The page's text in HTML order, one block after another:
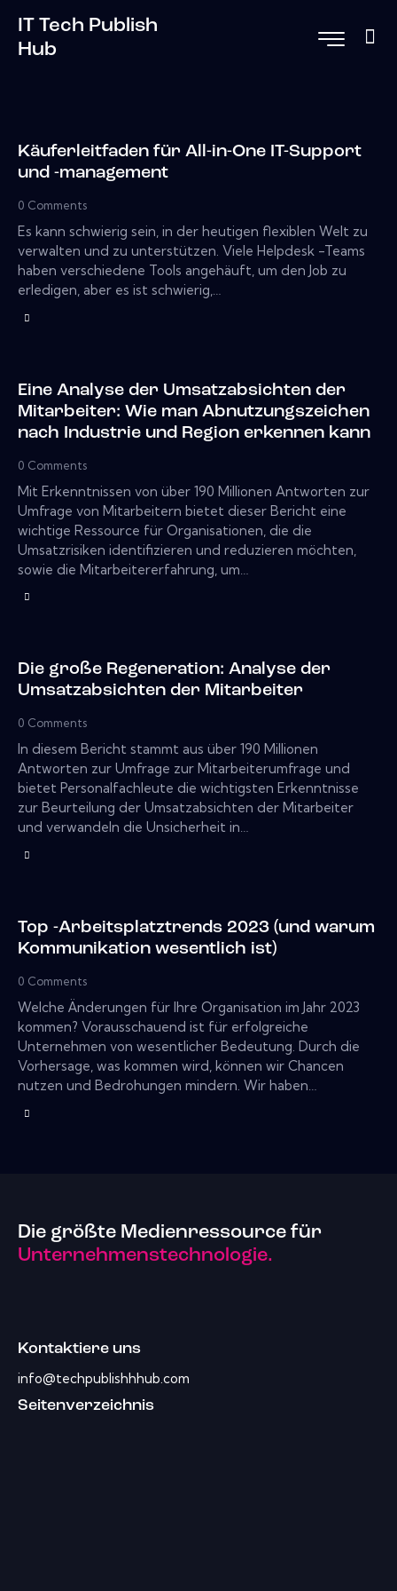
IT Tech Publish
Hub
Käuferleitfaden für All-in-One IT-Support
und -management
0 Comments
Es kann schwierig sein, in der heutigen flexiblen Welt zu
verwalten und zu unterstützen. Viele Helpdesk -Teams
haben verschiedene Tools angehäuft, um den Job zu
erledigen, aber es ist schwierig,…
Eine Analyse der Umsatzabsichten der
Mitarbeiter: Wie man Abnutzungszeichen
nach Industrie und Region erkennen kann
0 Comments
Mit Erkenntnissen von über 190 Millionen Antworten zur
Umfrage von Mitarbeitern bietet dieser Bericht eine
wichtige Ressource für Organisationen, die die
Umsatzrisiken identifizieren und reduzieren möchten,
sowie die Mitarbeitererfahrung, um…
Die große Regeneration: Analyse der
Umsatzabsichten der Mitarbeiter
0 Comments
In diesem Bericht stammt aus über 190 Millionen
Antworten zur Umfrage zur Mitarbeiterumfrage und
bietet Personalfachleute die wichtigsten Erkenntnisse
zur Beurteilung der Umsatzabsichten der Mitarbeiter
und verwandeln die Unsicherheit in…
Top -Arbeitsplatztrends 2023 (und warum
Kommunikation wesentlich ist)
0 Comments
Welche Änderungen für Ihre Organisation im Jahr 2023
kommen? Vorausschauend ist für erfolgreiche
Unternehmen von wesentlicher Bedeutung. Durch die
Vorhersage, was kommen wird, können wir Chancen
nutzen und Bedrohungen mindern. Wir haben…
Die größte Medienressource für
Unternehmenstechnologie.
Kontaktiere uns
info@techpublishhhub.com
Seitenverzeichnis